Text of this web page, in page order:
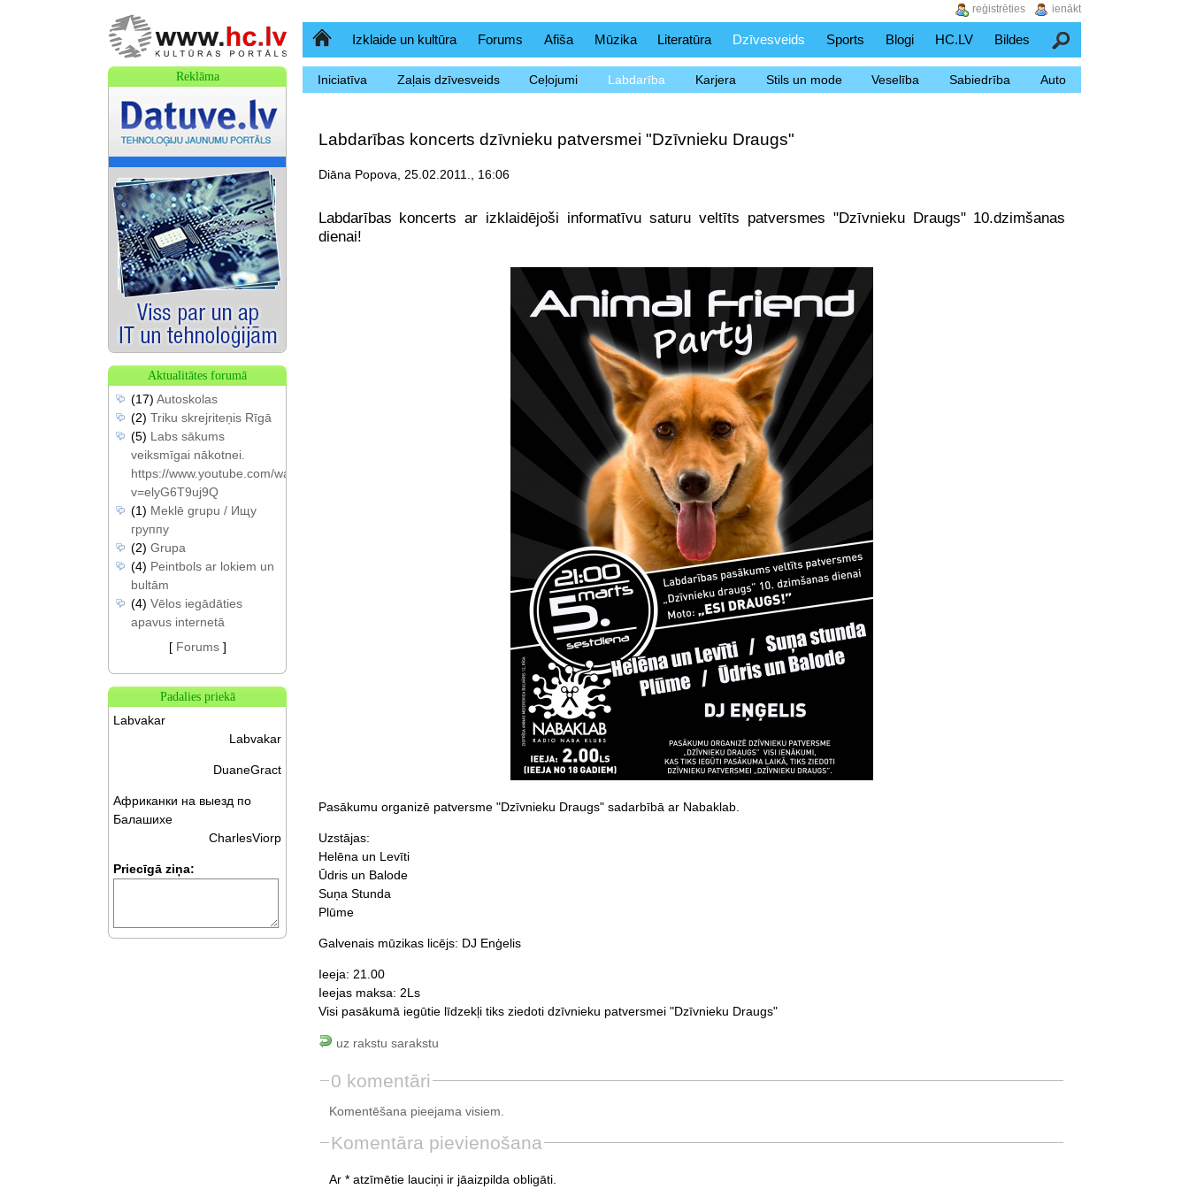
SākumlapaIzklaide un kultūra Forums Afiša Mūzika Literatūra Dzīvesveids Sports Blogi HC.LV Bildes Meklēšana
Iniciatīva Zaļais dzīvesveids Ceļojumi Labdarība Karjera Stils un mode Veselība Sabiedrība Auto
Labdarības koncerts dzīvnieku patversmei "Dzīvnieku Draugs"
Diāna Popova, 25.02.2011., 16:06
Labdarības koncerts ar izklaidējoši informatīvu saturu veltīts patversmes "Dzīvnieku Draugs" 10.dzimšanas
dienai!
Pasākumu organizē patversme "Dzīvnieku Draugs" sadarbībā ar Nabaklab.
Uzstājas:
Helēna un Levīti
Ūdris un Balode
Suņa Stunda
Plūme
Galvenais mūzikas licējs: DJ Enģelis
Ieeja: 21.00
Ieejas maksa: 2Ls
Visi pasākumā iegūtie līdzekļi tiks ziedoti dzīvnieku patversmei "Dzīvnieku Draugs"
uz rakstu sarakstu
0 komentāri
Komentēšana pieejama visiem.
Komentāra pievienošana
Ar * atzīmētie lauciņi ir jāaizpilda obligāti.
Reklāma
Aktualitātes forumā
(17) Autoskolas
(2) Triku skrejriteņis Rīgā
(5) Labs sākums
veiksmīgai nākotnei.
https://www.youtube.com/watch?
v=elyG6T9uj9Q
(1) Meklē grupu / Ищу
группу
(2) Grupa
(4) Peintbols ar lokiem un
bultām
(4) Vēlos iegādāties
apavus internetā
[ Forums]
Padalies priekā
Labvakar
Labvakar
DuaneGract
Африканки на выезд по
Балашихе
CharlesViorp
Priecīgā ziņa:
ienākt
reģistrēties